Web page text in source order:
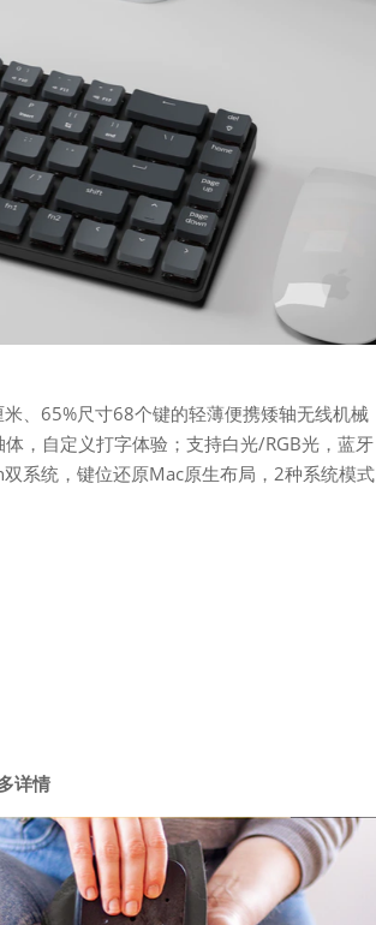
、65%尺寸68个键的轻薄便携矮轴无线机械
，自定义打字体验；支持白光/RGB光，蓝牙
系统，键位还原Mac原生布局，2种系统模式
详情